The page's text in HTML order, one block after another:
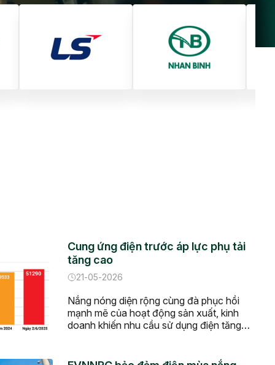
Cung ứng điện trước áp lực phụ tải
tăng cao
21-05-2026
Nắng nóng diện rộng cùng đà phục hồi
mạnh mẽ của hoạt động sản xuất, kinh
doanh khiến nhu cầu sử dụng điện tăng
diện rộng, sản lượng điện tiêu thụ của cả 3